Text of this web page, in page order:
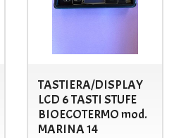
TASTIERA/DISPLAY
LCD 6 TASTI STUFE
BIOECOTERMO mod.
MARINA 14